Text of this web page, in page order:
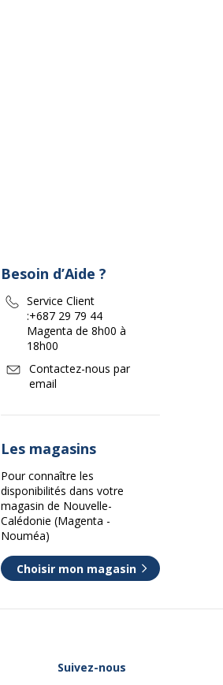
Besoin d’Aide ?
Service Client
:+687 29 79 44
Magenta de 8h00 à
18h00
Contactez-nous par
email
Les magasins
Pour connaître les
disponibilités dans votre
magasin de Nouvelle-
Calédonie (Magenta -
Nouméa)
Choisir mon magasin
Suivez-nous